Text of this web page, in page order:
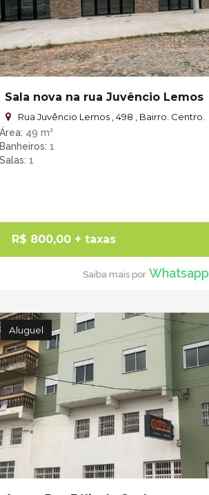
Sala nova na rua Juvêncio Lemos
Rua Juvêncio Lemos , 498 , Bairro. Centro.
Área 49 m²
Banheiros 1
Salas 1
R$ 800,00 + taxas
Saiba mais por Whatsapp
Aluguel